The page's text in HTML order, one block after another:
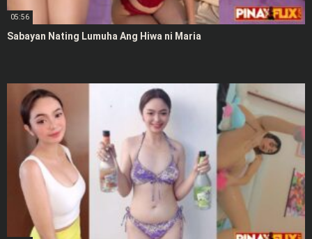
05:56
Sabayan Nating Lumuha Ang Hiwa ni Maria